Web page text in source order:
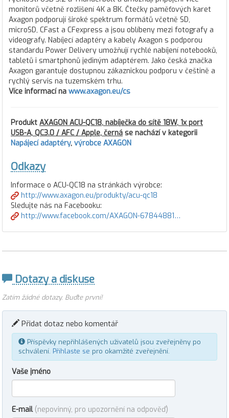
monitorů včetně rozlišení 4K a 8K. Čtečky paměťových karet
Axagon podporují široké spektrum formátů včetně SD,
microSD, CFast a CFexpress a jsou oblíbeny mezi fotografy a
videografy. Nabíjecí adaptéry a kabely Axagon s podporou
standardu Power Delivery umožňují rychlé nabíjení notebooků,
tabletů i smartphonů jediným adaptérem. Jako česká značka
Axagon garantuje dostupnou zákaznickou podporu v češtině a
rychlý servis na tuzemském trhu.
Více informací na www.axagon.eu/cs
Produkt AXAGON ACU-QC18, nabíječka do sítě 18W, 1x port
USB-A, QC3.0 / AFC / Apple, černá se nachází v kategorii
Napájecí adaptéry, výrobce AXAGON
Odkazy
Informace o ACU-QC18 na stránkách výrobce:
http://www.axagon.eu/produkty/acu-qc18
Sledujte nás na Facebooku:
http://www.facebook.com/AXAGON-67844881…
Dotazy a diskuse
Zatím žádné dotazy. Buďte první!
Přidat dotaz nebo komentář
Příspěvky nepřihlášených uživatelů jsou zveřejněny po
schválení. Přihlaste se pro okamžité zveřejnění.
Vaše jméno
E-mail (nepovinný, pro upozornění na odpověď)